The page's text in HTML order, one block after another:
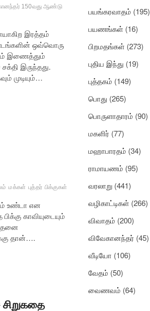
150வது ஆண்டு
இரத்தம்
ஒவ்வொரு
இணைத்தும்
இருந்தது.
முடியும்…
மக்கள் புத்தர் பிக்குகள் அரசியல் பேரழிவு
உண்டா என
காவியுடையும்
தான்….
சிறுகதை
பயங்கரவாதம் (195)
பயணங்கள் (16)
பிறமதங்கள் (273)
புதிய இந்து (19)
புத்தகம் (149)
பொது (265)
பொருளாதாரம் (90)
மகளிர் (77)
மஹாபாரதம் (34)
ராமாயணம் (95)
வரலாறு (441)
வழிகாட்டிகள் (266)
விவாதம் (200)
விவேகானந்தர் (45)
வீடியோ (106)
வேதம் (50)
வைணவம் (64)